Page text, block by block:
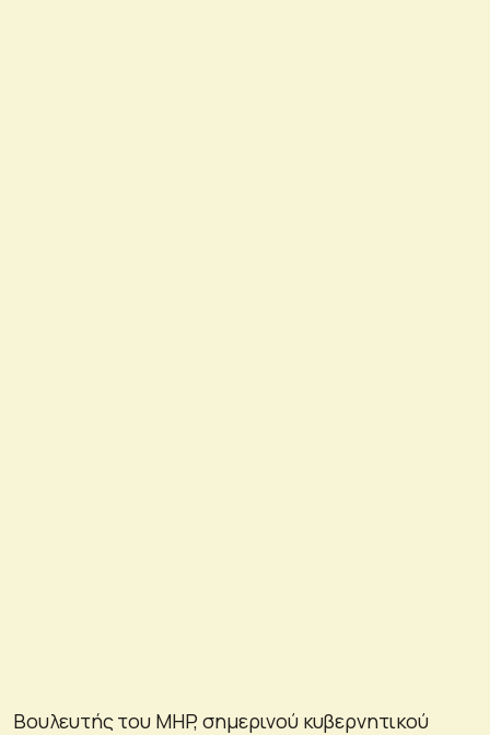
Βουλευτής του MHP, σημερινού κυβερνητικού